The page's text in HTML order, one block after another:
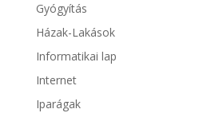
Gyógyítás
Házak-Lakások
Informatikai lap
Internet
Iparágak